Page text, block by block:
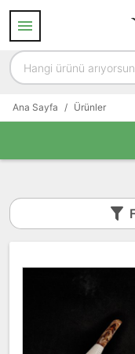
Ana Sayfa / Ürünler